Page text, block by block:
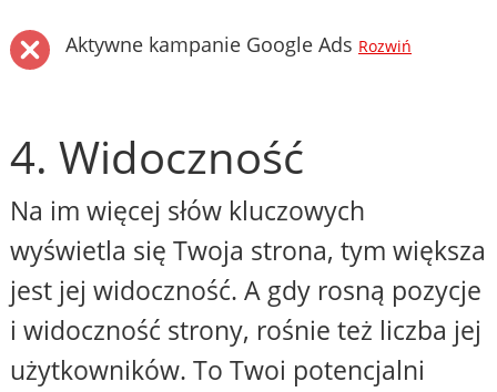
Aktywne kampanie Google Ads Rozwiń
4. Widoczność
Na im więcej słów kluczowych
wyświetla się Twoja strona, tym większa
jest jej widoczność. A gdy rosną pozycje
i widoczność strony, rośnie też liczba jej
użytkowników. To Twoi potencjalni